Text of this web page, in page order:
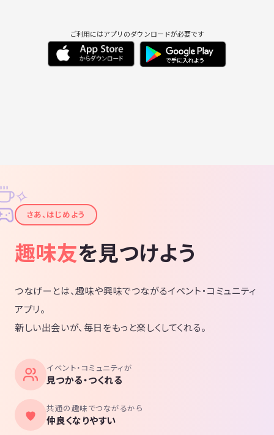
ご利用にはアプリのダウンロードが必要です
✦
✧
さあ、はじめよう
趣味友を見つけよう
つなげーとは、趣味や興味でつながるイベント・コミュニティ
アプリ。
新しい出会いが、毎日をもっと楽しくしてくれる。
イベント・コミュニティが
見つかる・つくれる
共通の趣味でつながるから
仲良くなりやすい